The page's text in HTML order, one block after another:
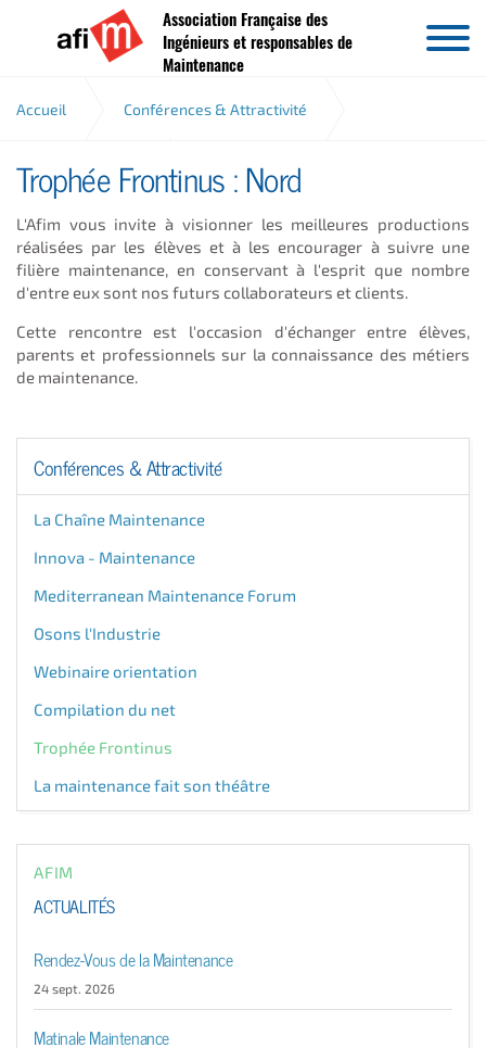
Aller au contenu
Association Française des
Ingénieurs et responsables de
Maintenance
Accueil Conférences & Attractivité
Trophée Frontinus Nord
Trophée Frontinus : Nord
L'Afim vous invite à visionner les meilleures productions
réalisées par les élèves et à les encourager à suivre une
filière maintenance, en conservant à l'esprit que nombre
d'entre eux sont nos futurs collaborateurs et clients.
Cette rencontre est l'occasion d'échanger entre élèves,
parents et professionnels sur la connaissance des métiers
de maintenance.
Conférences & Attractivité
La Chaîne Maintenance
Innova - Maintenance
Mediterranean Maintenance Forum
Osons l'Industrie
Webinaire orientation
Compilation du net
Trophée Frontinus
La maintenance fait son théâtre
AFIM
ACTUALITÉS
Rendez-Vous de la Maintenance
24 sept. 2026
Matinale Maintenance